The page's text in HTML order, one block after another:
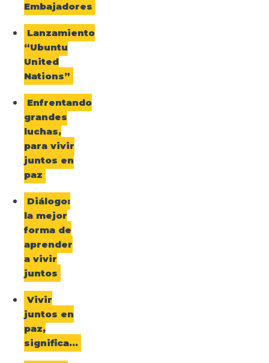
Embajadores
Lanzamiento
“Ubuntu
United
Nations”
Enfrentando
grandes
luchas,
para vivir
juntos en
paz
Diálogo:
la mejor
forma de
aprender
a vivir
juntos
Vivir
juntos en
paz,
significa…